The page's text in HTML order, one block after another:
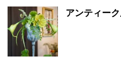
アンティー